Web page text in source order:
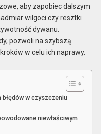
aby zapobiec dalszym
wilgoci czy resztki
dywanu.
pozwoli na szybszą
w celu ich naprawy.
w czyszczeniu
niewłaściwym